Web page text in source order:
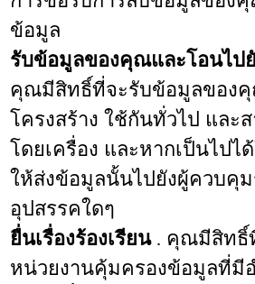
ข้อมูล
รับข้อมูลของคุณและโอนไป
คุณมีสิทธิ์ที่จะรับข้อมูลของ
โครงสร้าง ใช้กันทั่วไป และ
โดยเครื่อง และหากเป็นไปไ
ให้ส่งข้อมูลนั้นไปยังผู้ควบคุ
อุปสรรคใดๆ
ยื่นเรื่องร้องเรียน. คุณมีสิทธิ์
หน่วยงานคุ้มครองข้อมูลที่มี